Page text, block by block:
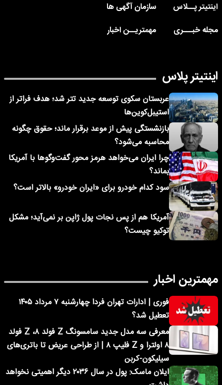
اینتیتر پــلاس
سازمان آگهی ها
مجله خبـــری
مهمتریــن اخبار
اینتیتر پلاس
عربستان سکوی توسعه جدید تتر شد؛ هدف فراتر از
استیبل‌کوین‌ها
بازنشستگی پیش از موعد برقرار ماند؛ حقوق چگونه
محاسبه می‌شود؟
چرا ایران می‌خواهد هرمز محور گفت‌وگوها با آمریکا
بماند؟
سود کدام خودرو برای «ایران خودرو» بالاتر است؟
آمریکا هم از پس نجات پول ژاپن بر نمی‌آید؛ مشکل
توکیو چیست؟
مهمترین اخبار
فوری | ادارات تهران فردا چهارشنبه ۷ مرداد ۱۴۰۵
تعطیل شد؟
معرفی سه مدل جدید سامسونگ Z فولد ۸، Z فولد
۸ اولترا و Z فلیپ ۸ | از طراحی عریض تا باتری‌های
سیلیکون-کربن
ایلان ماسک: پول در سال ۲۰۳۶ دیگر اهمیتی نخواهد